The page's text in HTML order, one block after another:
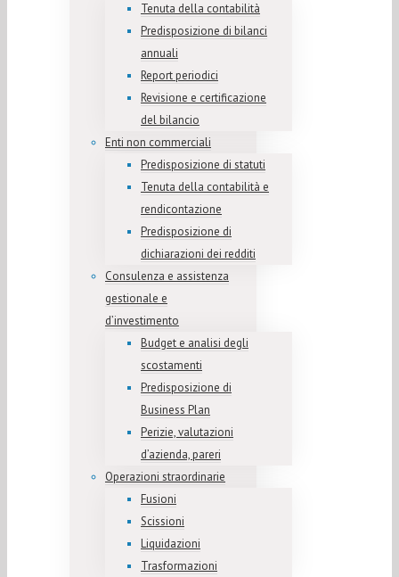
Tenuta della contabilità
Predisposizione di bilanci
annuali
Report periodici
Revisione e certificazione
del bilancio
Enti non commerciali
Predisposizione di statuti
Tenuta della contabilità e
rendicontazione
Predisposizione di
dichiarazioni dei redditi
Consulenza e assistenza
gestionale e
d’investimento
Budget e analisi degli
scostamenti
Predisposizione di
Business Plan
Perizie, valutazioni
d’azienda, pareri
Operazioni straordinarie
Fusioni
Scissioni
Liquidazioni
Trasformazioni